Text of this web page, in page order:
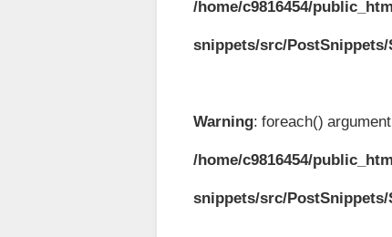
/home/c9816454/
snippets/src/
Warning: foreach()
/home/c9816454/
snippets/src/